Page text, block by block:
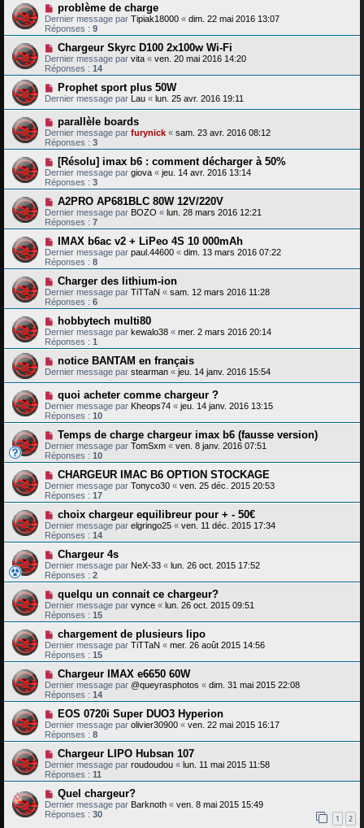
problème de charge
Dernier message par Tipiak18000 « dim. 22 mai 2016 13:07
Réponses : 9
Chargeur Skyrc D100 2x100w Wi-Fi
Dernier message par vita « ven. 20 mai 2016 14:20
Réponses : 14
Prophet sport plus 50W
Dernier message par Lau « lun. 25 avr. 2016 19:11
parallèle boards
Dernier message par furynick « sam. 23 avr. 2016 08:12
Réponses : 3
[Résolu] imax b6 : comment décharger à 50%
Dernier message par giova « jeu. 14 avr. 2016 13:14
Réponses : 3
A2PRO AP681BLC 80W 12V/220V
Dernier message par BOZO « lun. 28 mars 2016 12:21
Réponses : 7
IMAX b6ac v2 + LiPeo 4S 10 000mAh
Dernier message par paul.44600 « dim. 13 mars 2016 07:22
Réponses : 8
Charger des lithium-ion
Dernier message par TiTTaN « sam. 12 mars 2016 11:28
Réponses : 6
hobbytech multi80
Dernier message par kewalo38 « mer. 2 mars 2016 20:14
Réponses : 1
notice BANTAM en français
Dernier message par stearman « jeu. 14 janv. 2016 15:54
quoi acheter comme chargeur ?
Dernier message par Kheops74 « jeu. 14 janv. 2016 13:15
Réponses : 10
Temps de charge chargeur imax b6 (fausse version)
Dernier message par TomSxm « ven. 8 janv. 2016 07:51
Réponses : 10
CHARGEUR IMAC B6 OPTION STOCKAGE
Dernier message par Tonyco30 « ven. 25 déc. 2015 20:53
Réponses : 17
choix chargeur equilibreur pour + - 50€
Dernier message par elgringo25 « ven. 11 déc. 2015 17:34
Réponses : 14
Chargeur 4s
Dernier message par NeX-33 « lun. 26 oct. 2015 17:52
Réponses : 2
quelqu un connait ce chargeur?
Dernier message par vynce « lun. 26 oct. 2015 09:51
Réponses : 15
chargement de plusieurs lipo
Dernier message par TiTTaN « mer. 26 août 2015 14:56
Réponses : 15
Chargeur IMAX e6650 60W
Dernier message par @queyrasphotos « dim. 31 mai 2015 22:08
Réponses : 14
EOS 0720i Super DUO3 Hyperion
Dernier message par olivier30900 « ven. 22 mai 2015 16:17
Réponses : 8
Chargeur LIPO Hubsan 107
Dernier message par roudoudou « lun. 11 mai 2015 11:58
Réponses : 11
Quel chargeur?
Dernier message par Barknoth « ven. 8 mai 2015 15:49
Réponses : 30 1 2